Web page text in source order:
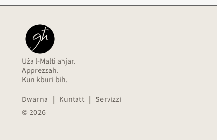
Uża l-Malti aħjar.
Apprezzah.
Kun kburi bih.
Dwarna | Kuntatt | Servizzi
© 2026